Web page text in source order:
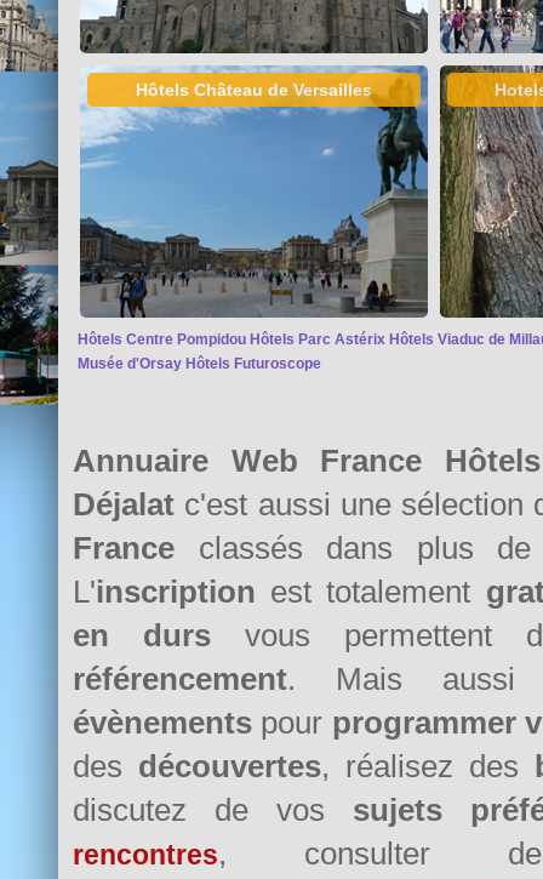
Hôtels Château de Versailles
Hôtels Centre Pompidou Hôtels Parc Astérix Hôtels Viaduc de
Musée d'Orsay Hôtels Futuroscope
Annuaire Web France
Déjalat c'est aussi une sélection
France classés dans plus
L'inscription est totalement
en durs vous permettent
référencement. Mais
évènements pour programmer
des découvertes, réalisez des
discutez de vos sujets
rencontres, consulter